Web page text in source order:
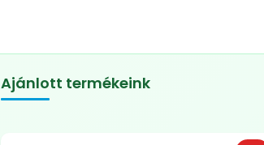
Ajánlott termékeink